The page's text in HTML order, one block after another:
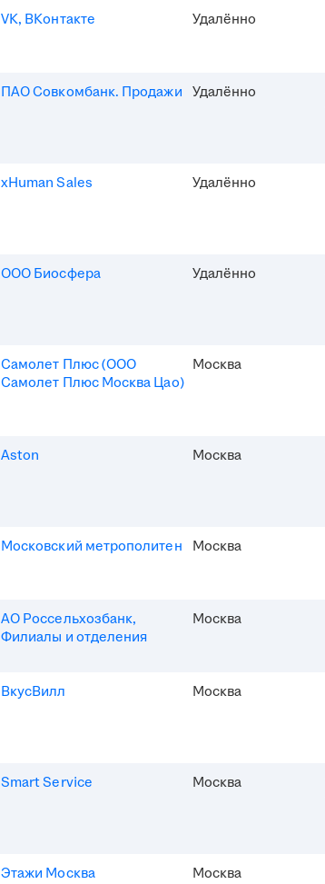
VK, ВКонтакте Удалённо
ПАО Совкомбанк. Продажи Удалённо
xHuman Sales Удалённо
ООО Биосфера Удалённо
Самолет Плюс (ООО
Самолет Плюс Москва Цао)
Москва
Aston Москва
Московский метрополитен Москва
АО Россельхозбанк,
Филиалы и отделения
Москва
ВкусВилл Москва
Smart Service Москва
Этажи Москва Москва